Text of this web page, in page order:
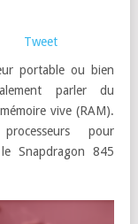
Tweet
portable ou bien
parler du
vive (RAM).
pour
Snapdragon 845